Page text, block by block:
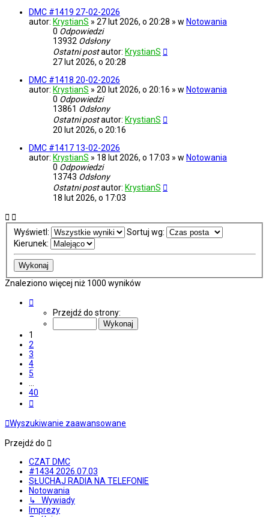
DMC #1419 27-02-2026
autor: KrystianS » 27 lut 2026, o 20:28 » w Notowania
0 Odpowiedzi
13932 Odsłony
Ostatni postautor: KrystianS
27 lut 2026, o 20:28
DMC #1418 20-02-2026
autor: KrystianS » 20 lut 2026, o 20:16 » w Notowania
0 Odpowiedzi
13861 Odsłony
Ostatni postautor: KrystianS
20 lut 2026, o 20:16
DMC #1417 13-02-2026
autor: KrystianS » 18 lut 2026, o 17:03 » w Notowania
0 Odpowiedzi
13743 Odsłony
Ostatni postautor: KrystianS
18 lut 2026, o 17:03
Wyświetl:
Sortuj wg:
Kierunek:
Znaleziono więcej niż 1000 wyników
Przejdź do strony:
1
2
3
4
5
40
Wyszukiwanie zaawansowane
Przejdź do
CZAT DMC
#1434 2026.07.03
SŁUCHAJ RADIA NA TELEFONIE
Notowania
↳ Wywiady
Imprezy